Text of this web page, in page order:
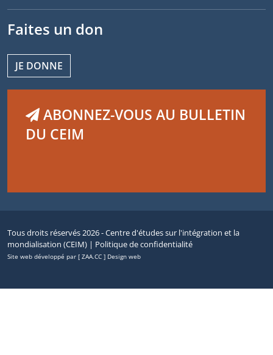
Faites un don
JE DONNE
ABONNEZ-VOUS AU BULLETIN
DU CEIM
Tous droits réservés 2026 - Centre d'études sur l'intégration et la
mondialisation (CEIM) | Politique de confidentialité
Site web développé par [ ZAA.CC ] Design web